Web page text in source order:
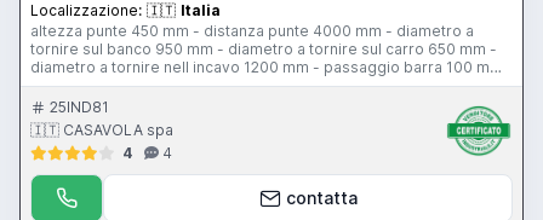
Localizzazione: 🇮🇹 Italia
altezza punte 450 mm - distanza punte 4000 mm - diametro a
tornire sul banco 950 mm - diametro a tornire sul carro 650 mm -
diametro a tornire nell incavo 1200 mm - passaggio barra 100 mm
- 24 velocita mandrino 6-6000 giri al minuto - potenza motore 42
hp - peso ammesso tra le punte con lunetta 8500 kg - peso
ammesso tra le punte senza lunetta 6800 kg - peso ammesso a
sbalzo 2400 kg
25IND81
🇮🇹 CASAVOLA spa
4
4
contatta